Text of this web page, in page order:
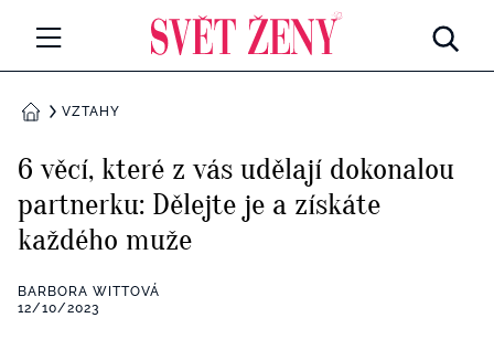
Všechny kategorie
Rozhovory
RETROHUBKY
Všechny kategorie
DOMŮVZTAHY
6 věcí, které z vás udělají dokonalou
partnerku: Dělejte je a získáte
každého muže
BARBORA WITTOVÁ
12/10/2023